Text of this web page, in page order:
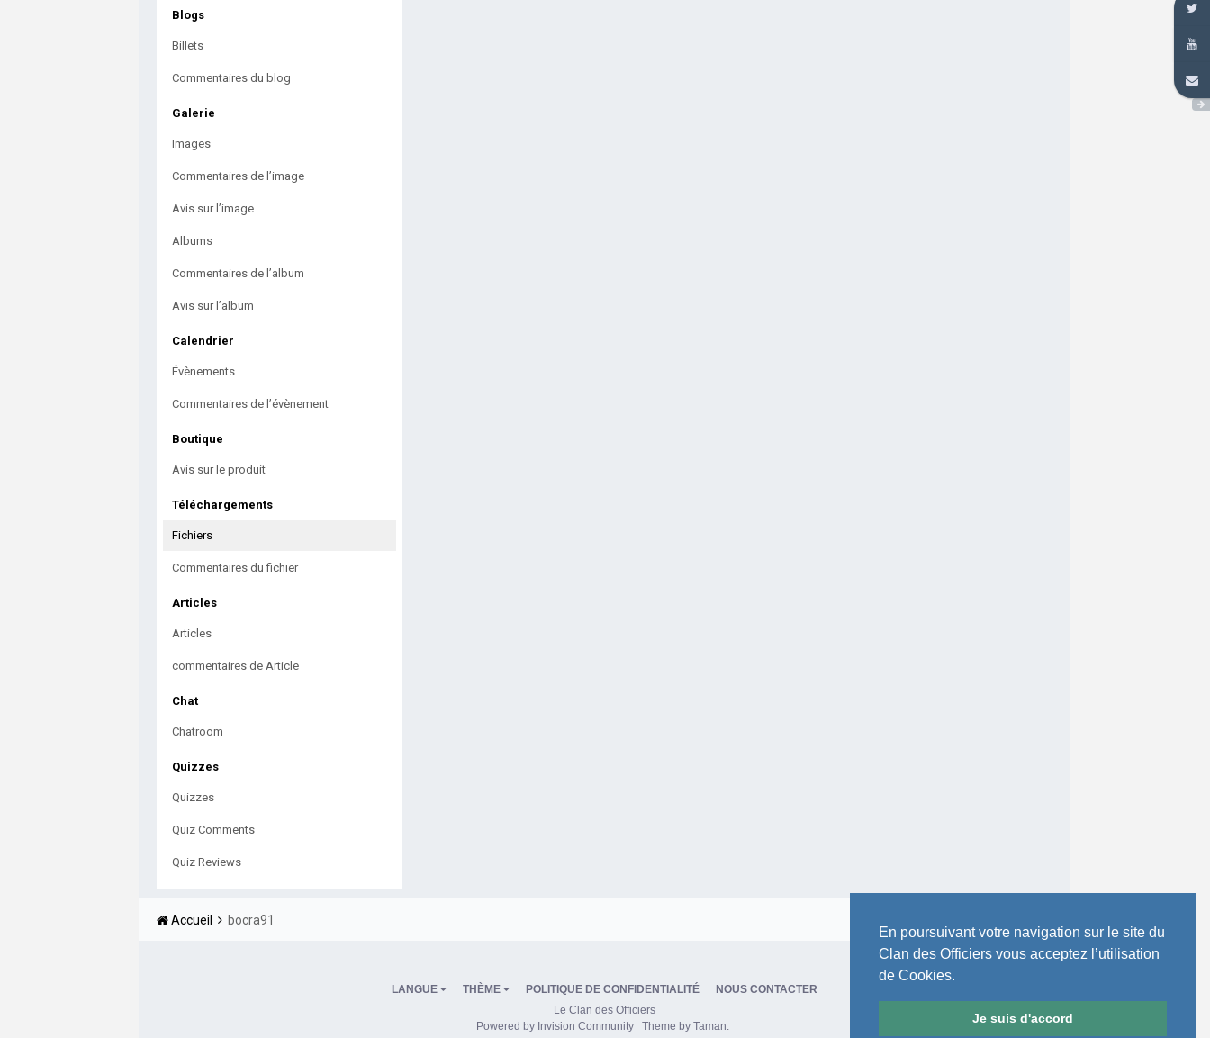
En poursuivant votre navigation sur le site du
Clan des Officiers vous acceptez l’utilisation
de Cookies.
Je suis d'accord
Blogs
Billets
Commentaires du blog
Galerie
Images
Commentaires de l’image
Avis sur l’image
Albums
Commentaires de l’album
Avis sur l’album
Calendrier
Évènements
Commentaires de l’évènement
Boutique
Avis sur le produit
Téléchargements
Fichiers
Commentaires du fichier
Articles
Articles
commentaires de Article
Chat
Chatroom
Quizzes
Quizzes
Quiz Comments
Quiz Reviews
Accueil bocra91
LANGUE THÈME POLITIQUE DE CONFIDENTIALITÉ
NOUS CONTACTER
Le Clan des Officiers
Powered by Invision Community
Theme by Taman.